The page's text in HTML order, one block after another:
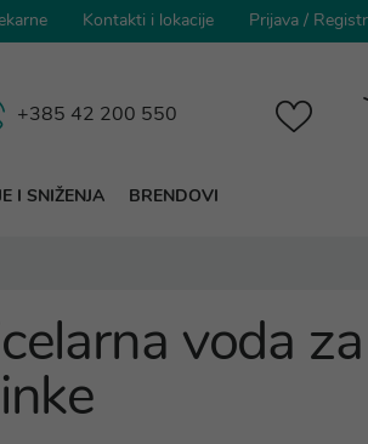
Kontakti i lokacije Prijava /
+385 42 200 550
I SNIŽENJA BRENDOVI
voda za